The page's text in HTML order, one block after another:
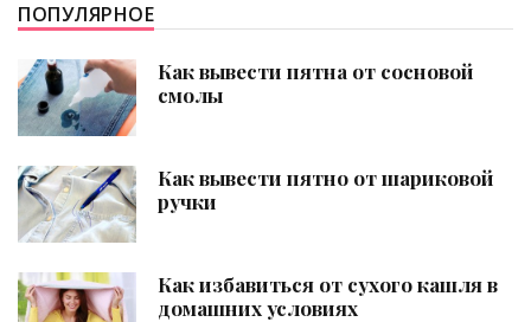
ПОПУЛЯРНОЕ
Как вывести пятна от сосновой
смолы
Как вывести пятно от шариковой
ручки
Как избавиться от сухого кашля в
домашних условиях